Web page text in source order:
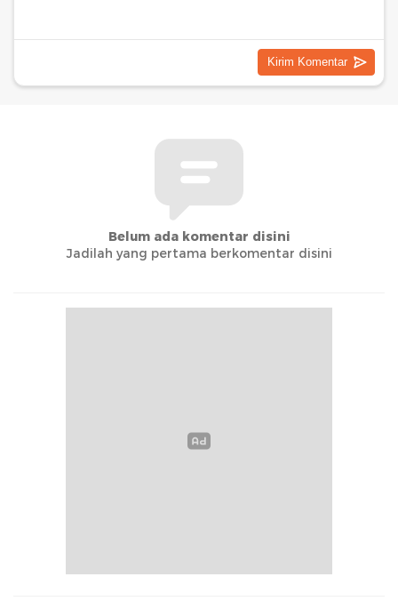
Belum ada komentar disini
Jadilah yang pertama berkomentar disini